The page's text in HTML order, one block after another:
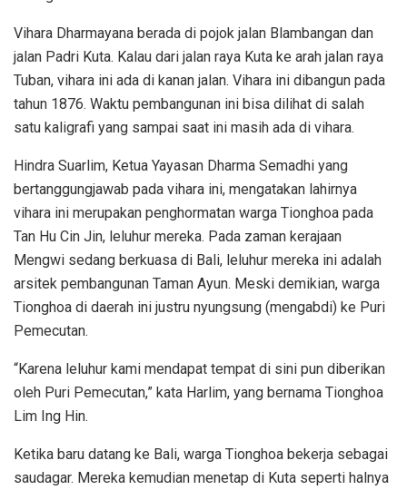
Vihara Dharmayana berada di pojok jalan Blambangan dan
jalan Padri Kuta. Kalau dari jalan raya Kuta ke arah jalan raya
Tuban, vihara ini ada di kanan jalan. Vihara ini dibangun pada
tahun 1876. Waktu pembangunan ini bisa dilihat di salah
satu kaligrafi yang sampai saat ini masih ada di vihara.
Hindra Suarlim, Ketua Yayasan Dharma Semadhi yang
bertanggungjawab pada vihara ini, mengatakan lahirnya
vihara ini merupakan penghormatan warga Tionghoa pada
Tan Hu Cin Jin, leluhur mereka. Pada zaman kerajaan
Mengwi sedang berkuasa di Bali, leluhur mereka ini adalah
arsitek pembangunan Taman Ayun. Meski demikian, warga
Tionghoa di daerah ini justru nyungsung (mengabdi) ke Puri
Pemecutan.
“Karena leluhur kami mendapat tempat di sini pun diberikan
oleh Puri Pemecutan,” kata Harlim, yang bernama Tionghoa
Lim Ing Hin.
Ketika baru datang ke Bali, warga Tionghoa bekerja sebagai
saudagar. Mereka kemudian menetap di Kuta seperti halnya